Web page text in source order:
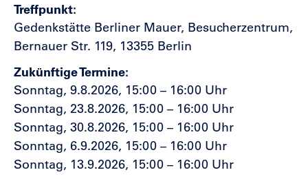
Treffpunkt
Gedenkstätte Berliner Mauer, Besucherzentrum,
Bernauer Str. 119, 13355 Berlin
Zukünftige Termine
Sonntag, 9.8.2026, 15:00 – 16:00 Uhr
Sonntag, 23.8.2026, 15:00 – 16:00 Uhr
Sonntag, 30.8.2026, 15:00 – 16:00 Uhr
Sonntag, 6.9.2026, 15:00 – 16:00 Uhr
Sonntag, 13.9.2026, 15:00 – 16:00 Uhr